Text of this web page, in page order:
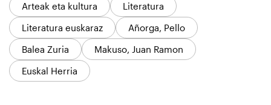
Arteak eta kultura
Literatura
Literatura euskaraz
Añorga, Pello
Balea Zuria
Makuso, Juan Ramon
Euskal Herria